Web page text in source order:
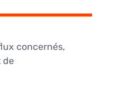
concernés,
de